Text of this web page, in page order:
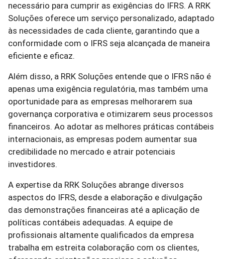
necessário para cumprir as exigências do IFRS. A RRK
Soluções oferece um serviço personalizado, adaptado
às necessidades de cada cliente, garantindo que a
conformidade com o IFRS seja alcançada de maneira
eficiente e eficaz.
Além disso, a RRK Soluções entende que o IFRS não é
apenas uma exigência regulatória, mas também uma
oportunidade para as empresas melhorarem sua
governança corporativa e otimizarem seus processos
financeiros. Ao adotar as melhores práticas contábeis
internacionais, as empresas podem aumentar sua
credibilidade no mercado e atrair potenciais
investidores.
A expertise da RRK Soluções abrange diversos
aspectos do IFRS, desde a elaboração e divulgação
das demonstrações financeiras até a aplicação de
políticas contábeis adequadas. A equipe de
profissionais altamente qualificados da empresa
trabalha em estreita colaboração com os clientes,